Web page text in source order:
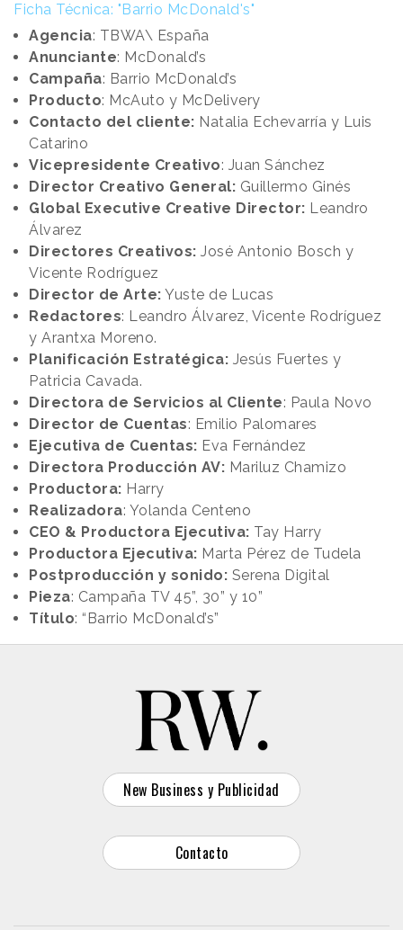
Ficha Técnica: "Barrio McDonald's"
Agencia: TBWA\ España
Anunciante: McDonald’s
Campaña: Barrio McDonald’s
Producto: McAuto y McDelivery
Contacto del cliente: Natalia Echevarría y Luis
Catarino
Vicepresidente Creativo: Juan Sánchez
Director Creativo General: Guillermo Ginés
Global Executive Creative Director: Leandro
Álvarez
Directores Creativos: José Antonio Bosch y
Vicente Rodríguez
Director de Arte: Yuste de Lucas
Redactores: Leandro Álvarez, Vicente Rodríguez
y Arantxa Moreno.
Planificación Estratégica: Jesús Fuertes y
Patricia Cavada.
Directora de Servicios al Cliente: Paula Novo
Director de Cuentas: Emilio Palomares
Ejecutiva de Cuentas: Eva Fernández
Directora Producción AV: Mariluz Chamizo
Productora: Harry
Realizadora: Yolanda Centeno
CEO & Productora Ejecutiva: Tay Harry
Productora Ejecutiva: Marta Pérez de Tudela
Postproducción y sonido: Serena Digital
Pieza: Campaña TV 45”, 30” y 10”
Título: “Barrio McDonald’s”
New Business y Publicidad
Contacto